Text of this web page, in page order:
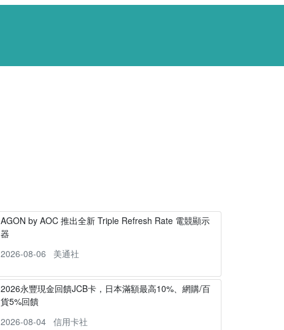
AGON by AOC 推出全新 Triple Refresh Rate 電競顯示
器
2026-08-06
美通社
2026永豐現金回饋JCB卡，日本滿額最高10%、網購/百
貨5%回饋
2026-08-04
信用卡社